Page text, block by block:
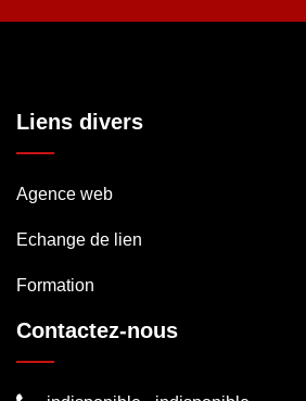
Liens divers
Agence web
Echange de lien
Formation
Contactez-nous